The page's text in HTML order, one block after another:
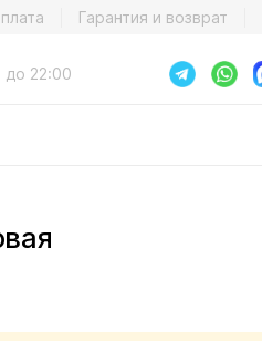
Гарантия и возврат
до 22:00